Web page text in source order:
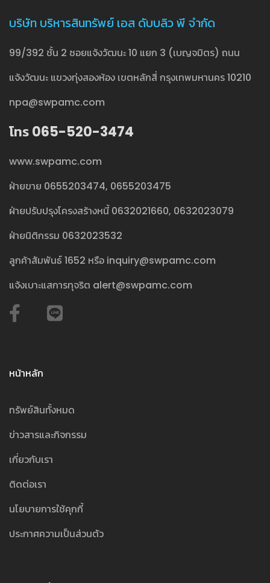
บริษัท บริหารสินทรัพย์ เอส ดับบลิว พี จำกัด
99/392 ชั้น 2 ซอยแจ้งวัฒนะ 10 แยก 3 (เบญจมิตร) ถนน
แจ้งวัฒนะ แขวงทุ่งสองห้อง เขตหลักสี่ กรุงเทพมหานคร 10210
npa@swpamc.com
โทร 065-520-3474
www.swpamc.com
ฝ่ายขาย 0655203474, 0655203475
ฝ่ายปรับปรุงโครงสร้างหนี้ 0632021660, 0632023079
ฝ่ายนิติกรรม 0632023532
ลูกค้าสัมพันธ์1652 หรือ inquiry@swpamc.com
แจ้งเบาะแสการทุจริต alert@swpamc.com
หน้าหลัก
ทรัพย์สินทั้งหมด
ข่าวสารและกิจกรรม
เกี่ยวกับเรา
ติดต่อเรา
นโยบายการใช้คุกกี้
ประกาศความเป็นส่วนตัว